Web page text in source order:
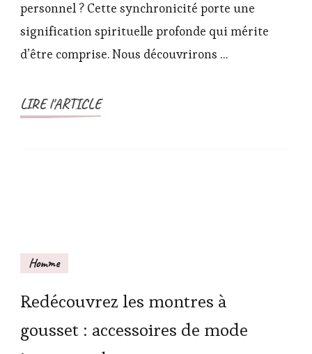
personnel ? Cette synchronicité porte une
signification spirituelle profonde qui mérite
d’être comprise. Nous découvrirons …
LIRE l'ARTICLE
Homme
Redécouvrez les montres à
gousset : accessoires de mode